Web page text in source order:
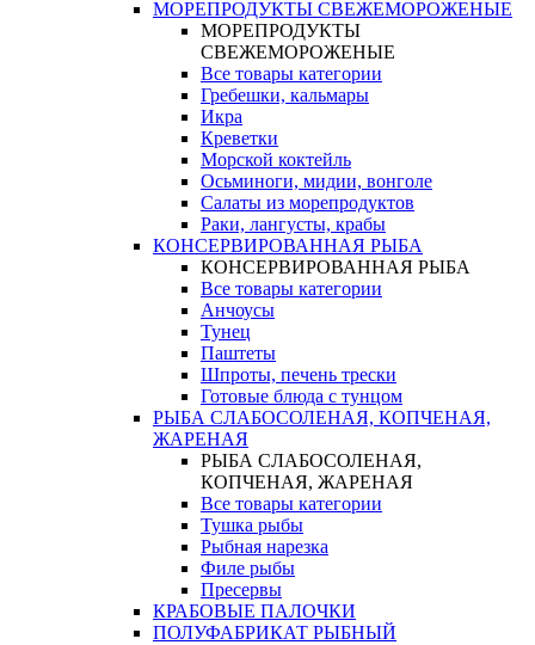
МОРЕПРОДУКТЫ СВЕЖЕМОРОЖЕНЫЕ
МОРЕПРОДУКТЫ
СВЕЖЕМОРОЖЕНЫЕ
Все товары категории
Гребешки, кальмары
Икра
Креветки
Морской коктейль
Осьминоги, мидии, вонголе
Салаты из морепродуктов
Раки, лангусты, крабы
КОНСЕРВИРОВАННАЯ РЫБА
КОНСЕРВИРОВАННАЯ РЫБА
Все товары категории
Анчоусы
Тунец
Паштеты
Шпроты, печень трески
Готовые блюда с тунцом
РЫБА СЛАБОСОЛЕНАЯ, КОПЧЕНАЯ,
ЖАРЕНАЯ
РЫБА СЛАБОСОЛЕНАЯ,
КОПЧЕНАЯ, ЖАРЕНАЯ
Все товары категории
Тушка рыбы
Рыбная нарезка
Филе рыбы
Пресервы
КРАБОВЫЕ ПАЛОЧКИ
ПОЛУФАБРИКАТ РЫБНЫЙ